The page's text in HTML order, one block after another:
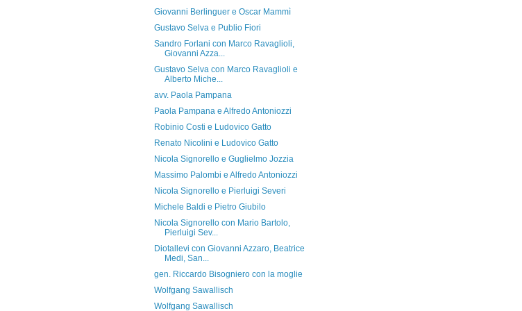
Giovanni Berlinguer e Oscar Mammì
Gustavo Selva e Publio Fiori
Sandro Forlani con Marco Ravaglioli,
Giovanni Azza...
Gustavo Selva con Marco Ravaglioli e
Alberto Miche...
avv. Paola Pampana
Paola Pampana e Alfredo Antoniozzi
Robinio Costi e Ludovico Gatto
Renato Nicolini e Ludovico Gatto
Nicola Signorello e Guglielmo Jozzia
Massimo Palombi e Alfredo Antoniozzi
Nicola Signorello e Pierluigi Severi
Michele Baldi e Pietro Giubilo
Nicola Signorello con Mario Bartolo,
Pierluigi Sev...
Diotallevi con Giovanni Azzaro, Beatrice
Medi, San...
gen. Riccardo Bisogniero con la moglie
Wolfgang Sawallisch
Wolfgang Sawallisch